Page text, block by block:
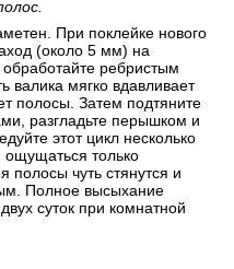
наклеенные полосы –
пузырей.
При поклейке нового
(около 5 мм) на
ребристым
валика мягко вдавливает
полосы. Затем подтяните
разгладьте перышком и